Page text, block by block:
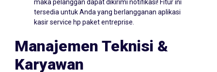
tersedia untuk Anda yang berlangganan aplikasi
kasir service hp paket entreprise.
Manajemen Teknisi &
Karyawan